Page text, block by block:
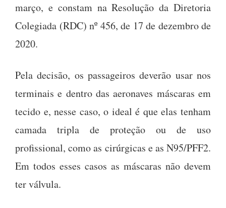
março, e constam na Resolução da Diretoria
Colegiada (RDC) nº 456, de 17 de dezembro de
2020.
Pela decisão, os passageiros deverão usar nos
terminais e dentro das aeronaves máscaras em
tecido e, nesse caso, o ideal é que elas tenham
camada tripla de proteção ou de uso
profissional, como as cirúrgicas e as N95/PFF2.
Em todos esses casos as máscaras não devem
ter válvula.